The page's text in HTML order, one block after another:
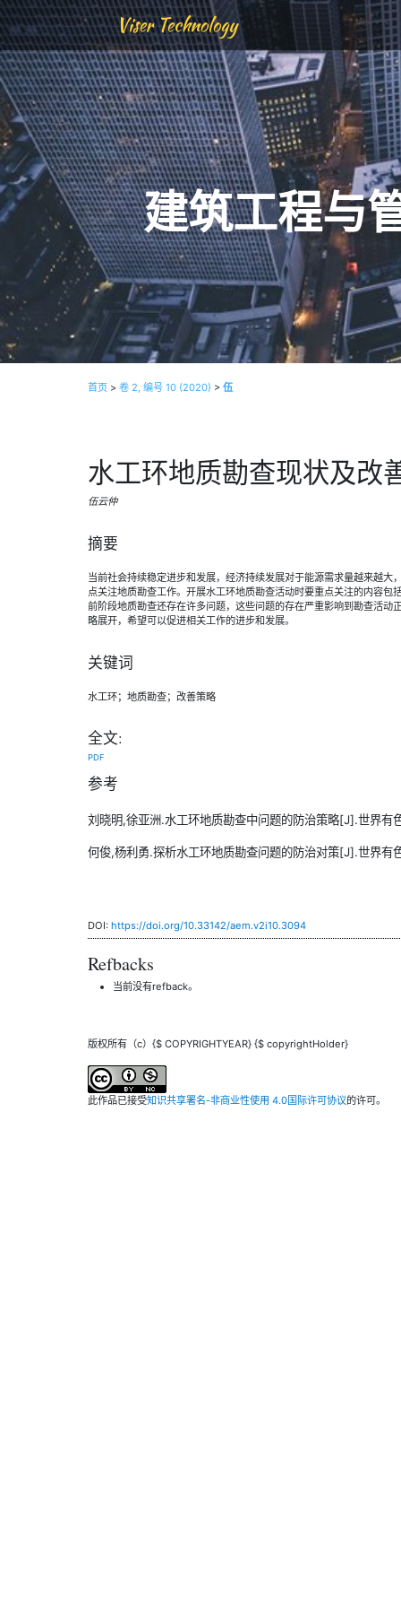
Viser Technology
建筑工程与
首页 > 卷 2, 编号 10 (2020) > 伍
水工环地质勘查现状及改
伍云仲
摘要
当前社会持续稳定进步和发展，经济持续发展对于能源需求量越来越
点关注地质勘查工作。开展水工环地质勘查活动时要重点关注的内容
前阶段地质勘查还存在许多问题，这些问题的存在严重影响到勘查活动
略展开，希望可以促进相关工作的进步和发展。
关键词
水工环；地质勘查；改善策略
全文:
PDF
参考
刘晓明,徐亚洲.水工环地质勘查中问题的防治策略[J].世界
何俊,杨利勇.探析水工环地质勘查问题的防治对策[J].世界
DOI: https://doi.org/10.33142/aem.v2i10.3094
Refbacks
当前没有refback。
版权所有（c）{$ COPYRIGHTYEAR} {$ copyrightHolder}
此作品已接受知识共享署名-非商业性使用 4.0国际许可协议的许可。